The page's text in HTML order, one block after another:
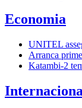
Economia
UNITEL
Arranca
Katambi-2